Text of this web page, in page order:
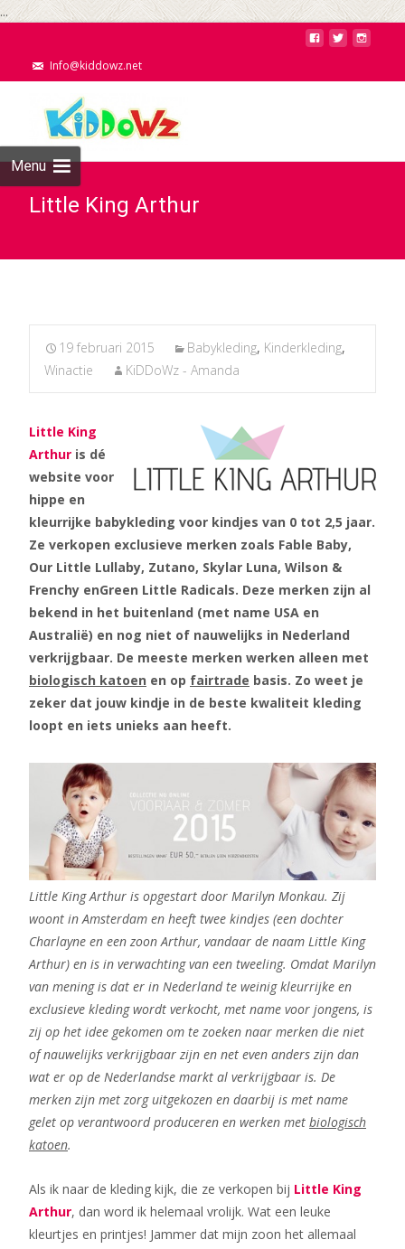
...
Info@kiddowz.net
Menu
Little King Arthur
19 februari 2015 Babykleding, Kinderkleding,
Winactie
KiDDoWz - Amanda
Little King
Arthur is dé
website voor
hippe en
kleurrijke babykleding voor kindjes van 0 tot 2,5 jaar.
Ze verkopen exclusieve merken zoals Fable Baby,
Our Little Lullaby, Zutano, Skylar Luna, Wilson &
Frenchy enGreen Little Radicals. Deze merken zijn al
bekend in het buitenland (met name USA en
Australië) en nog niet of nauwelijks in Nederland
verkrijgbaar. De meeste merken werken alleen met
biologisch katoen en op fairtrade basis. Zo weet je
zeker dat jouw kindje in de beste kwaliteit kleding
loopt en iets unieks aan heeft.
Little King Arthur is opgestart door Marilyn Monkau. Zij
woont in Amsterdam en heeft twee kindjes (een dochter
Charlayne en een zoon Arthur, vandaar de naam Little King
Arthur) en is in verwachting van een tweeling. Omdat Marilyn
van mening is dat er in Nederland te weinig kleurrijke en
exclusieve kleding wordt verkocht, met name voor jongens, is
zij op het idee gekomen om te zoeken naar merken die niet
of nauwelijks verkrijgbaar zijn en net even anders zijn dan
wat er op de Nederlandse markt al verkrijgbaar is. De
merken zijn met zorg uitgekozen en daarbij is met name
gelet op verantwoord produceren en werken met biologisch
katoen.
Als ik naar de kleding kijk, die ze verkopen bij Little King
Arthur, dan word ik helemaal vrolijk. Wat een leuke
kleurtjes en printjes! Jammer dat mijn zoon het allemaal